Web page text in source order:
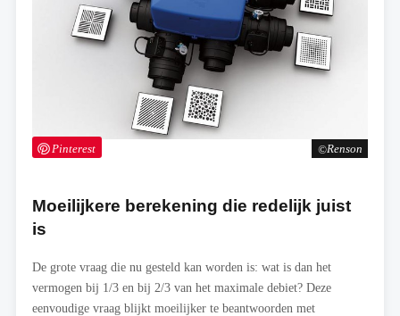
Renson
Pinterest
Moeilijkere berekening die redelijk juist
is
De grote vraag die nu gesteld kan worden is: wat is dan het
vermogen bij 1/3 en bij 2/3 van het maximale debiet? Deze
eenvoudige vraag blijkt moeilijker te beantwoorden met